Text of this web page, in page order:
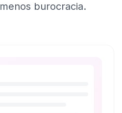
burocracia.